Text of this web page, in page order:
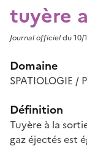
tuyère
Journal officieldu 10/
Domaine
SPATIOLOGIE /
Définition
Tuyère à la
gaz éjectés est